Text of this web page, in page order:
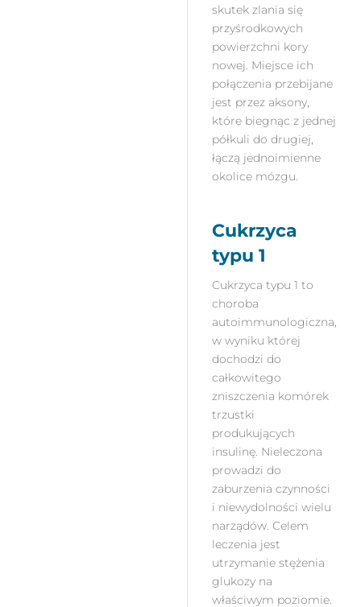
skutek zlania się
przyśrodkowych
powierzchni kory
nowej. Miejsce ich
połączenia przebijane
jest przez aksony,
które biegnąc z jednej
półkuli do drugiej,
łączą jednoimienne
okolice mózgu.
Cukrzyca
typu 1
Cukrzyca typu 1 to
choroba
autoimmunologiczna,
w wyniku której
dochodzi do
całkowitego
zniszczenia komórek
trzustki
produkujących
insulinę. Nieleczona
prowadzi do
zaburzenia czynności
i niewydolności wielu
narządów. Celem
leczenia jest
utrzymanie stężenia
glukozy na
właściwym poziomie.